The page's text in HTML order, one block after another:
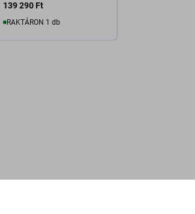
139 290 Ft
RAKTÁRON 1 db